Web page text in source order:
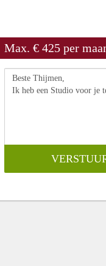
Max. € 425 per